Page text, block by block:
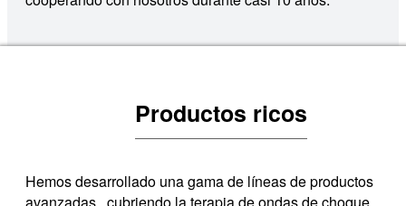
Productos ricos
Hemos desarrollado una gama de líneas de productos